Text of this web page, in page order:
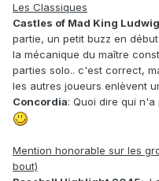
Les Classiques
Castles of Mad King Ludwig
partie, un petit buzz en
la mécanique du maître
parties solo.. c'est correct,
les autres joueurs enlèvent
Concordia: Quoi dire qui
Mention honorable sur les
bout)